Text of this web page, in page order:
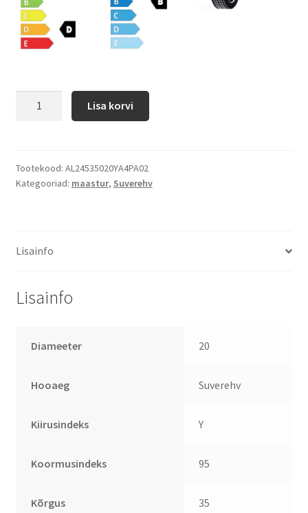
Lisa korvi
Tootekood: AL24535020YA4PA02
Kategooriad: maastur, Suverehv
Lisainfo
Lisainfo
Diameeter 20
Hooaeg Suverehv
Kiirusindeks Y
Koormusindeks 95
Kõrgus 35